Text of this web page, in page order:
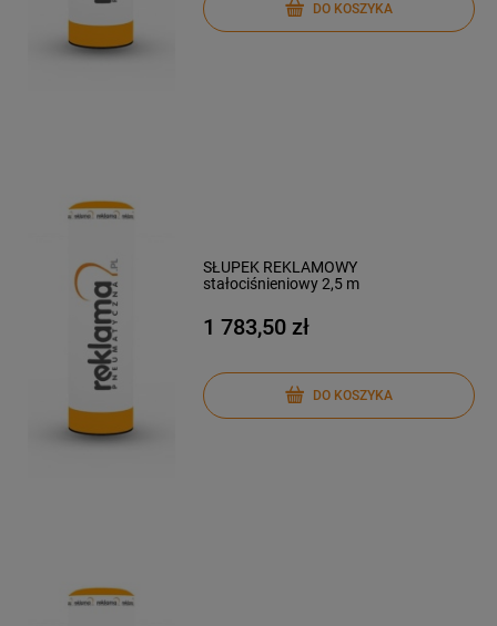
DO KOSZYKA
SŁUPEK REKLAMOWY
stałociśnieniowy 2,5 m
1 783,50 zł
DO KOSZYKA